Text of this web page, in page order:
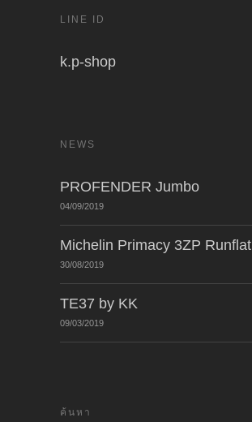
LINE ID
k.p-shop
NEWS
PROFENDER Jumbo
04/09/2019
Michelin Primacy 3ZP Runflat
30/08/2019
TE37 by KK
09/03/2019
ค้นหา